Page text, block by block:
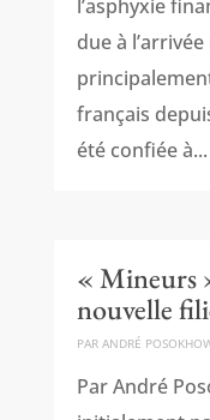
l’asphyxie
due à
français
été confiée à...
« Mineurs
nouvelle
PAR ANDRÉ
Par André